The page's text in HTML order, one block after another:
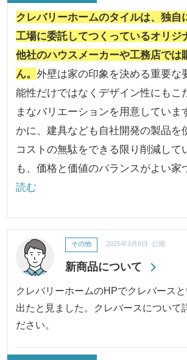
クレバリーホームのタイルは、独自
工場に委託してつくっているオリジ
他社のハウスメーカーや工務店では
ん。外壁は家の印象を決める重要な
能性だけではなくデザイン性にもこ
まなバリエーションを用意していま
かに、建具なども自社開発の製品を
コストの無駄をできる限り削減して
も、価格と価値のバランスがよい家
読む
新商品について
その他 2025年3月6日 公開
クレバリーホームのHPでクレバース
出たと見ました。クレバースについて
ださい。